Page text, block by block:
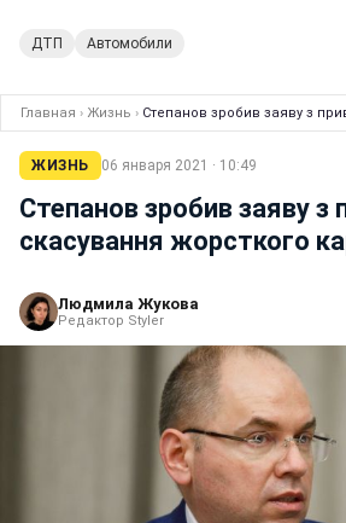
ДТП Автомобили
Главная › Жизнь › Степанов зробив заяву з
ЖИЗНЬ 06 января 2021 · 10:49
Степанов зробив заяву з
скасування жорсткого
Людмила Жукова
Редактор Styler